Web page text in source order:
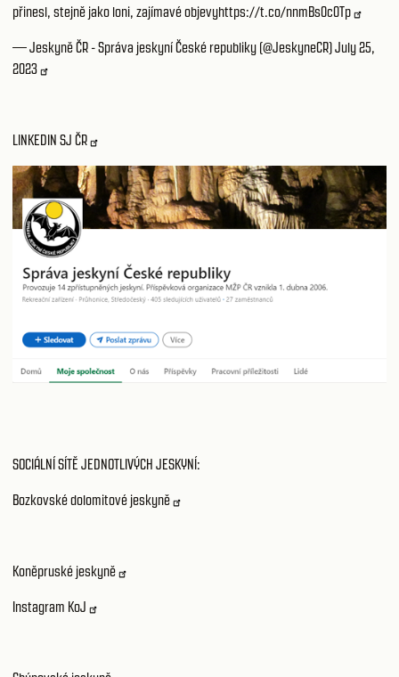
přinesl, stejně jako loni, zajímavé objevyhttps://t.co/nnmBs0c0Tp
— Jeskyně ČR - Správa jeskyní České republiky (@JeskyneCR)July 25,
2023
LINKEDIN SJ ČR
SOCIÁLNÍ SÍTĚ JEDNOTLIVÝCH JESKYNÍ:
Bozkovské dolomitové jeskyně
Koněpruské jeskyně
Instagram KoJ